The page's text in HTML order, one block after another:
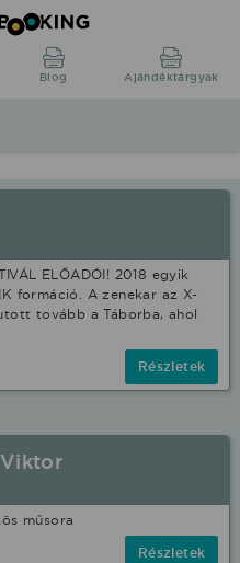
Blog Ajándéktárgyak
ELŐADÓI! 2018 egyik
formáció. A zenekar az X-
tovább a Táborba, ahol
Részletek
műsora
Részletek